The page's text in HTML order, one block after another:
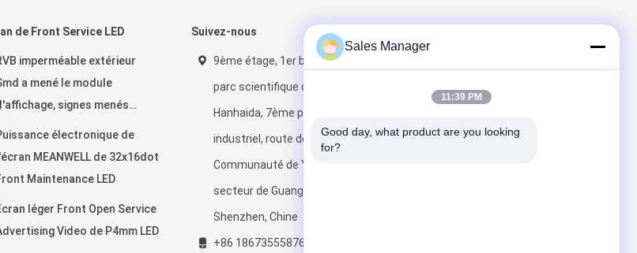
de Front Service LED
imperméable extérieur
a mené le module
signes menés
électronique de
l'écran MEANWELL de 32x16dot
Maintenance LED
léger Front Open Service
Video de P4mm LED
Suivez-nous
9ème étage, 1er bâtiment,
parc scientifique de
Hanhaida, 7ème parc
industriel, route de Genyu, la
Communauté de Yulv,
secteur de Guangming,
Shenzhen, Chine
+86 18673555876
Sales Manager
11:39 PM
Good day, what product are you looking
for?